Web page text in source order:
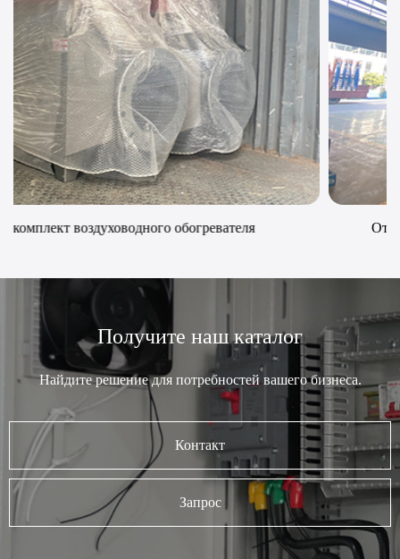
Отгрузка обогревательного оборудования LCL
Получите наш каталог
Найдите решение для потребностей вашего бизнеса.
Контакт
Запрос